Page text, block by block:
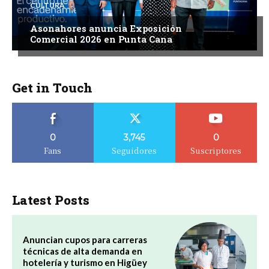
CULTURA
Asonahores anuncia Exposición
Comercial 2026 en Punta Cana
Get in Touch
0
Fans
3,745
Seguidores
0
Suscriptores
Latest Posts
Anuncian cupos para carreras
técnicas de alta demanda en
hotelería y turismo en Higüey